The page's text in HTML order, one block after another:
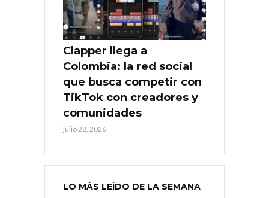
Clapper llega a
Colombia: la red social
que busca competir con
TikTok con creadores y
comunidades
julio 28, 2026
LO MÁS LEÍDO DE LA SEMANA